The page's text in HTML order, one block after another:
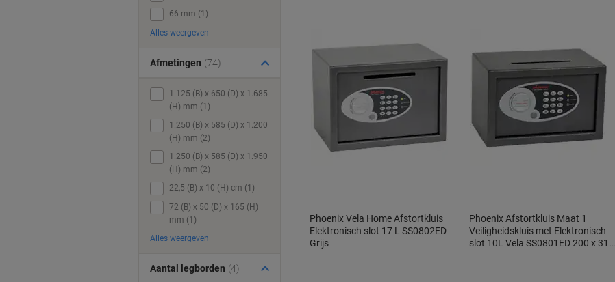
Phoenix Vela Home Afstortkluis
Elektronisch slot 17 L SS0802ED
Grijs
Phoenix Afstortkluis Maat 1
Veiligheidskluis met Elektronisch
slot 10L Vela SS0801ED 200 x 310
66 mm (1)
Alles weergeven
Afmetingen (74)
1.125 (B) x 650 (D) x 1.685
(H) mm (1)
1.250 (B) x 585 (D) x 1.200
(H) mm (2)
1.250 (B) x 585 (D) x 1.950
(H) mm (2)
22,5 (B) x 10 (H) cm (1)
72 (B) x 50 (D) x 165 (H)
mm (1)
Alles weergeven
Aantal legborden (4)